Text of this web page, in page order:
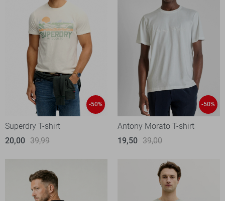
-50%
Superdry T-shirt
20,00 39,99
-50%
Antony Morato T-shirt
19,50 39,00